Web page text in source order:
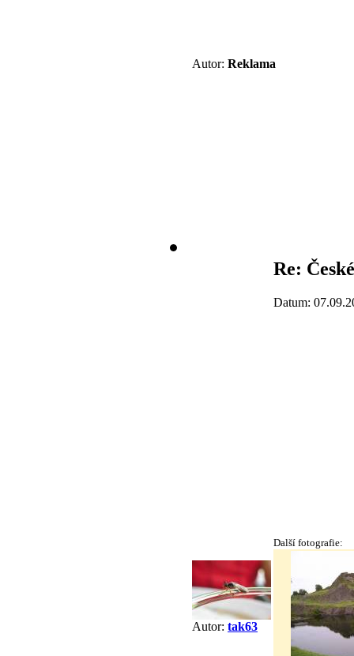
Autor: Reklama
Autor: tak63
Re:
Datum:
Další fotografie: